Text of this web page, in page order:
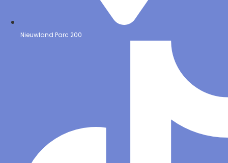
Nieuwland Parc 200